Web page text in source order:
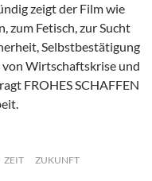
zeigt der Film wie
zum Fetisch, zur Sucht
Selbstbestätigung
Wirtschaftskrise und
FROHES SCHAFFEN
ZEIT ZUKUNFT